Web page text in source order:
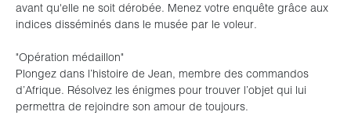
avant qu'elle ne soit dérobée. Menez votre enquête grâce aux
indices disséminés dans le musée par le voleur.
"Opération médaillon"
Plongez dans l’histoire de Jean, membre des commandos
d’Afrique. Résolvez les énigmes pour trouver l’objet qui lui
permettra de rejoindre son amour de toujours.